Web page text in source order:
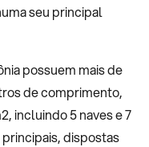
seu principal
possuem mais de
de comprimento,
incluindo 5 naves e 7
dispostas